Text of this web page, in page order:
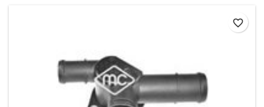
favorite_border